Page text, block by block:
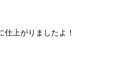
上がりましたよ！